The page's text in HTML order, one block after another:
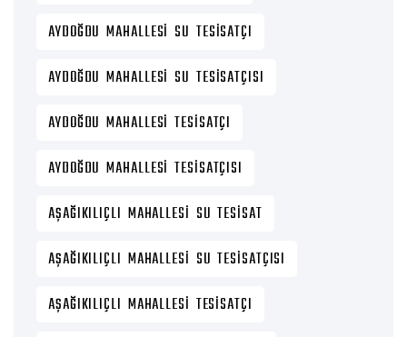
AYDOĞDU MAHALLESI SU TESISATÇI
AYDOĞDU MAHALLESI SU TESISATÇISI
AYDOĞDU MAHALLESI TESISATÇI
AYDOĞDU MAHALLESI TESISATÇISI
AŞAĞIKILIÇLI MAHALLESI SU TESISAT
AŞAĞIKILIÇLI MAHALLESI SU TESISATÇISI
AŞAĞIKILIÇLI MAHALLESI TESISATÇI